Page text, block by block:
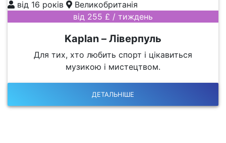
від 16 років
Великобританія
від 255 £ / тиждень
Kaplan – Ліверпуль
Для тих, хто любить спорт і цікавиться
музикою і мистецтвом.
ДЕТАЛЬНІШЕ